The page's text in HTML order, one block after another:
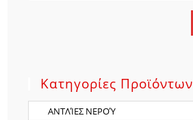
Κατηγορίες Προϊόντων